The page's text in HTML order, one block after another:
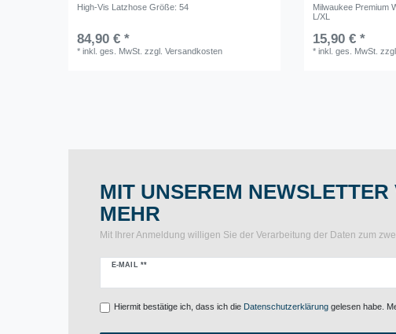
High-Vis Latzhose Größe: 54
84,90 € *
*inkl. ges. MwSt. zzgl.Versandkosten
Milwaukee Premium
L/XL
15,90 € *
*inkl. ges. MwSt.
MIT UNSEREM
MEHR
Mit Ihrer Anmeldung willigen Sie der Verarbeitung der Daten zum
E-MAIL **
Newsletter
Hiermit bestätige ich, dass ich die Daten­schutz­erklärunggelesen habe.